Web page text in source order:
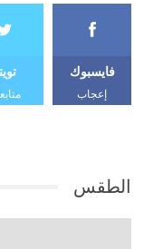
فايسبوك
إعجاب
الطقس